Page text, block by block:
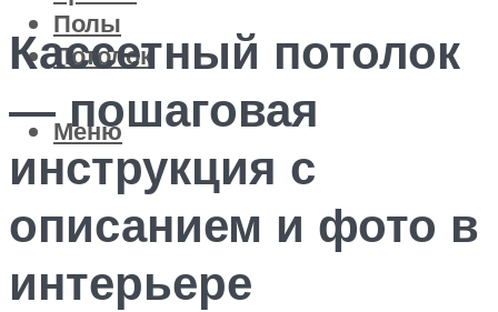
Полы
Потолок
Меню
Кассетный потолок
— пошаговая
инструкция с
описанием и фото в
интерьере